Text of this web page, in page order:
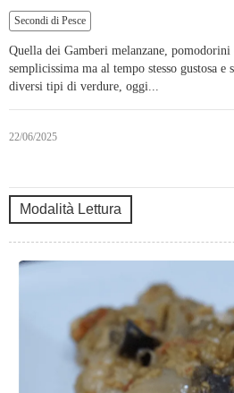
Secondi di Pesce
Quella dei Gamberi melanzane,
semplicissima ma al tempo stesso gustosa
diversi tipi di verdure, oggi...
22/06/2025
Modalità Lettura